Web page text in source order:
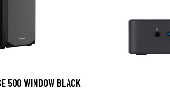
500 WINDOW BLACK